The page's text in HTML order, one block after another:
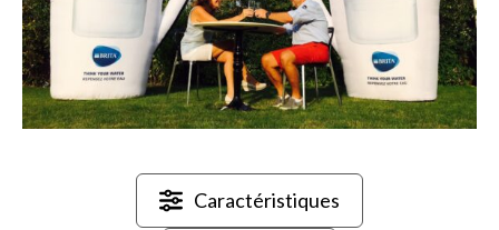
Caractéristiques